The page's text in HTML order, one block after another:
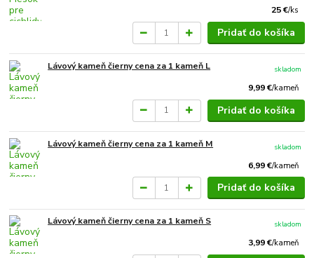
25 €/ks
Pridať do košíka
Lávový kameň čierny cena za 1 kameň L
9,99 €/kameň
skladom
Pridať do košíka
Lávový kameň čierny cena za 1 kameň M
6,99 €/kameň
skladom
Pridať do košíka
Lávový kameň čierny cena za 1 kameň S
3,99 €/kameň
skladom